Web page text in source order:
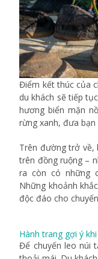
Điểm kết thúc của
du khách sẽ tiếp
hương biển mặn
rừng xanh, đưa
Trên đường trở về,
trên đồng ruộng –
ra còn có những
Những khoảnh
độc đáo cho
Hành trang gợi ý
Để chuyến leo núi